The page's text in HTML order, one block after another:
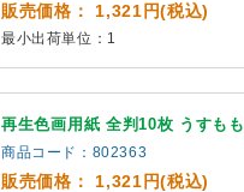
販売価格： 1,321円(税込)
最小出荷単位：1
再生色画用紙 全判10枚 うすもも
商品コード：802363
販売価格： 1,321円(税込)